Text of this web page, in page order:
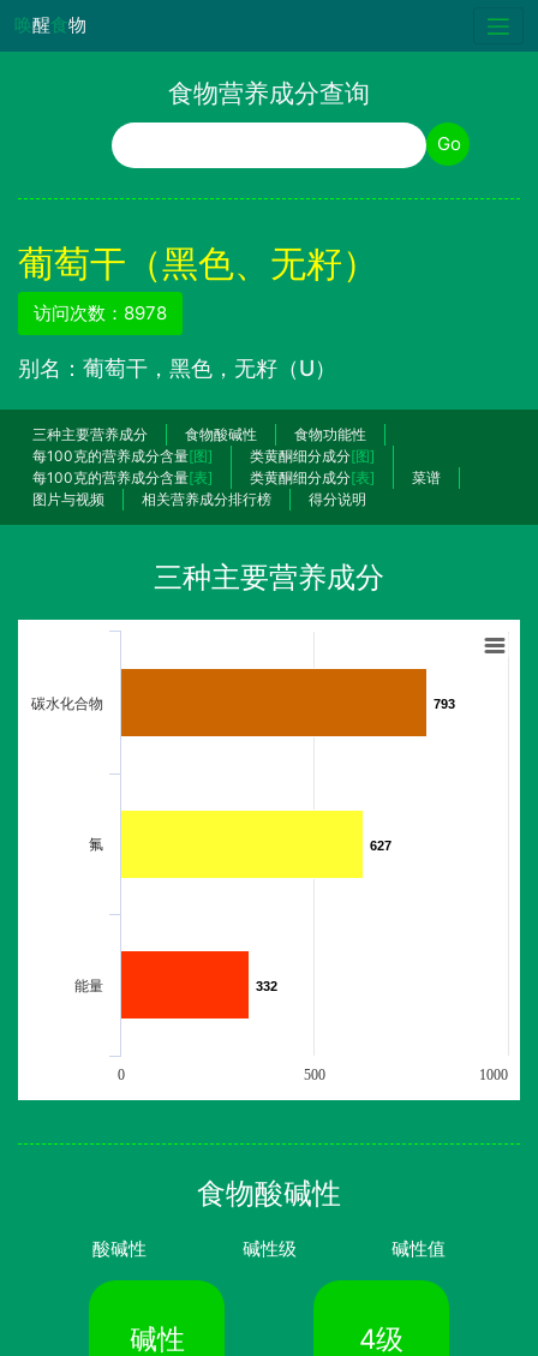
唤醒食物
食物营养成分查询
食物名称 Go
葡萄干（黑色、无籽）
访问次数：8978
别名：葡萄干，黑色，无籽（U）
三种主要营养成分 食物酸碱性
食物功能性
每100克的营养成分含量[图] 类黄酮细分成分[图]
每100克的营养成分含量[表] 类黄酮细分成分[表]
菜谱
图片与视频
相关营养成分排行榜 得分说明
三种主要营养成分
793
793
627
627
332
332
碳水化合物
氟
能量
0 500 1000
食物酸碱性
酸碱性 碱性级 碱性值
碱性 4级